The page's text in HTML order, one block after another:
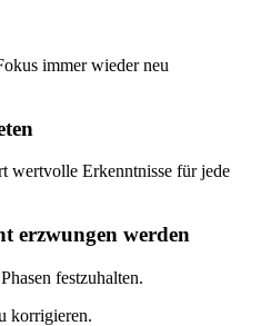
immer wieder neu
wertvolle Erkenntnisse für jede
erzwungen werden
festzuhalten.
korrigieren.